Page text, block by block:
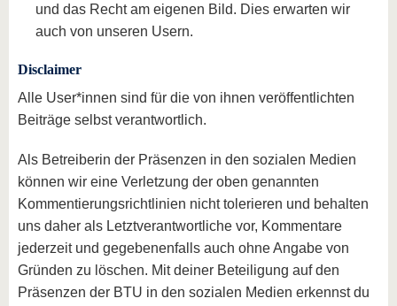
und das Recht am eigenen Bild. Dies erwarten wir
auch von unseren Usern.
Disclaimer
Alle User*innen sind für die von ihnen veröffentlichten
Beiträge selbst verantwortlich.
Als Betreiberin der Präsenzen in den sozialen Medien
können wir eine Verletzung der oben genannten
Kommentierungsrichtlinien nicht tolerieren und behalten
uns daher als Letztverantwortliche vor, Kommentare
jederzeit und gegebenenfalls auch ohne Angabe von
Gründen zu löschen. Mit deiner Beteiligung auf den
Präsenzen der BTU in den sozialen Medien erkennst du